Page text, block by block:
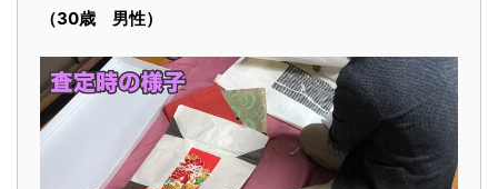
（30歳 男性）